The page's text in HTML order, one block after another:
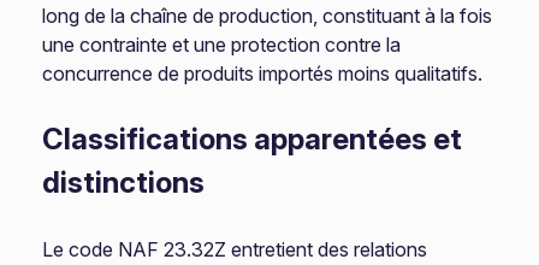
long de la chaîne de production, constituant à la fois
une contrainte et une protection contre la
concurrence de produits importés moins qualitatifs.
Classifications apparentées et
distinctions
Le code NAF 23.32Z entretient des relations